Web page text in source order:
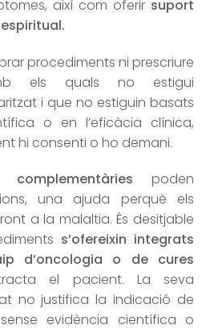
així com oferir suport
procediments ni prescriure
els quals no estigui
i que no estiguin basats
o en l’eficàcia clínica,
hi consenti o ho demani.
complementàries poden
una ajuda perquè els
a la malaltia. És desitjable
s’ofereixin integrats
d’oncologia o de cures
el pacient. La seva
no justifica la indicació de
evidència científica o